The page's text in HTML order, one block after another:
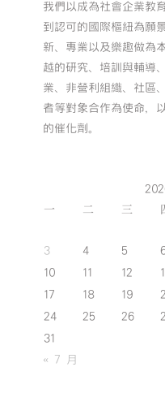
我們以成為社會企業教
到認可的國際樞紐為願
新、專業以及樂趣做為
越的研究、培訓與輔導
業、非營利組織、社區
者等對象合作為使命，
的催化劑。
一 二 三
3
4 5
10
11 12
17
18 19
24
25 26
31
« 7 月